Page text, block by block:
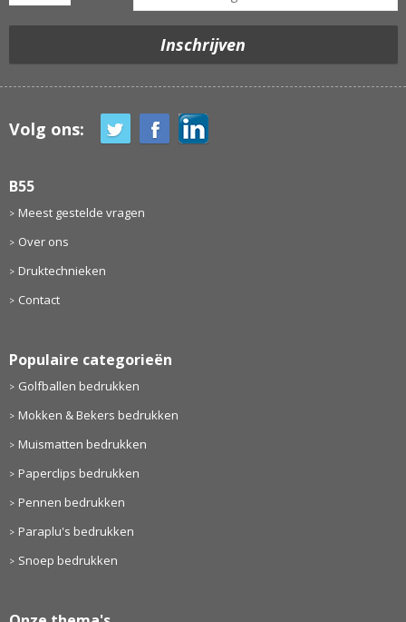
Volg ons:
B55
Meest gestelde vragen
Over ons
Druktechnieken
Contact
Populaire categorieën
Golfballen bedrukken
Mokken & Bekers bedrukken
Muismatten bedrukken
Paperclips bedrukken
Pennen bedrukken
Paraplu's bedrukken
Snoep bedrukken